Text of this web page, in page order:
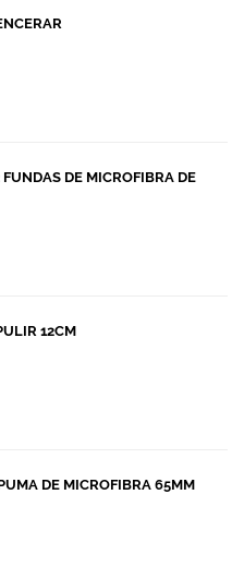
DE MICROFIBRA DE
12CM
DE MICROFIBRA 65MM